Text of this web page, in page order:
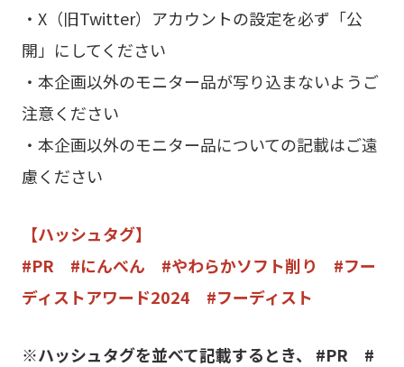
・X（旧Twitter）アカウントの設定を必ず「公
開」にしてください
・本企画以外のモニター品が写り込まないようご
注意ください
・本企画以外のモニター品についての記載はご遠
慮ください
【ハッシュタグ】
#PR #にんべん #やわらかソフト削り #フー
ディストアワード2024 #フーディスト
※ハッシュタグを並べて記載するとき、 #PR #